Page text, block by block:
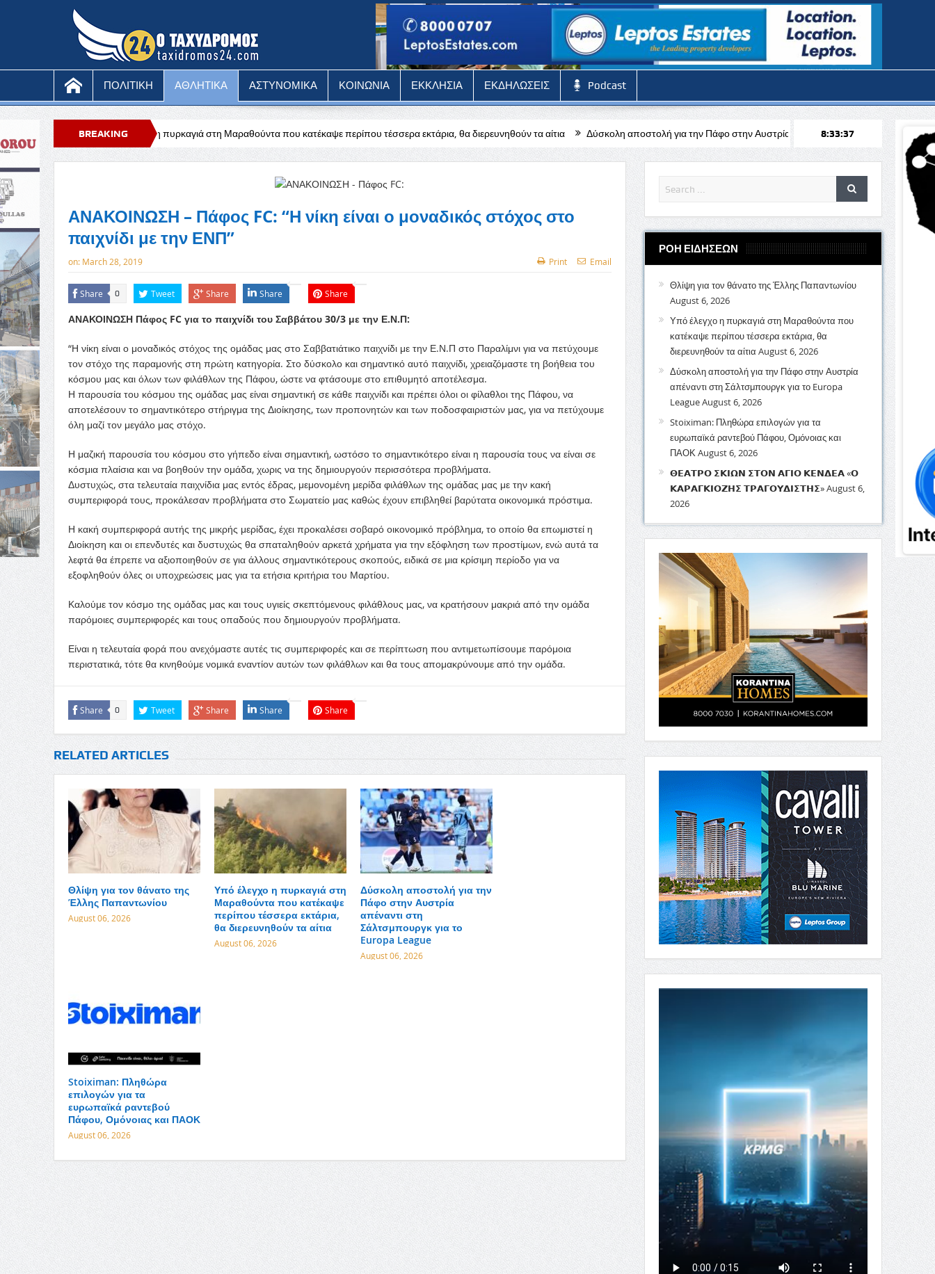
ΠΟΛΙΤΙΚΗ ΑΘΛΗΤΙΚΑ ΑΣΤΥΝΟΜΙΚΑ ΚΟΙΝΩΝΙΑ ΕΚΚΛΗΣΙΑ ΕΚΔΗΛΩΣΕΙΣ Podcast
BREAKING
NEWS
Υπό έλεγχο η πυρκαγιά στη Μαραθούντα που κατέκαψε περίπου τέσσερα εκτάρια, θα διερευνηθούν τα αίτια Δύσκολη αποστολή για την Πάφο στην Αυστρία απέναντι στη Σάλτσμπουργκ για το Europa League
8:33:39
ΑΝΑΚΟΙΝΩΣΗ – Πάφος FC: “Η νίκη είναι ο μοναδικός στόχος στο
παιχνίδι με την ΕΝΠ”
on: March 28, 2019 Print Email
Share 0 Tweet Share Share Share
ΑΝΑΚΟΙΝΩΣΗ Πάφος FC για το παιχνίδι του Σαββάτου 30/3 με την Ε.Ν.Π:
“Η νίκη είναι ο μοναδικός στόχος της ομάδας μας στο Σαββατιάτικο παιχνίδι με την Ε.Ν.Π στο Παραλίμνι για να πετύχουμε
τον στόχο της παραμονής στη πρώτη κατηγορία. Στο δύσκολο και σημαντικό αυτό παιχνίδι, χρειαζόμαστε τη βοήθεια του
κόσμου μας και όλων των φιλάθλων της Πάφου, ώστε να φτάσουμε στο επιθυμητό αποτέλεσμα.
Η παρουσία του κόσμου της ομάδας μας είναι σημαντική σε κάθε παιχνίδι και πρέπει όλοι οι φίλαθλοι της Πάφου, να
αποτελέσουν το σημαντικότερο στήριγμα της Διοίκησης, των προπονητών και των ποδοσφαιριστών μας, για να πετύχουμε
όλη μαζί τον μεγάλο μας στόχο.
Η μαζική παρουσία του κόσμου στο γήπεδο είναι σημαντική, ωστόσο το σημαντικότερο είναι η παρουσία τους να είναι σε
κόσμια πλαίσια και να βοηθούν την ομάδα, χωρις να της δημιουργούν περισσότερα προβλήματα.
Δυστυχώς, στα τελευταία παιχνίδια μας εντός έδρας, μεμονομένη μερίδα φιλάθλων της ομάδας μας με την κακή
συμπεριφορά τους, προκάλεσαν προβλήματα στο Σωματείο μας καθώς έχουν επιβληθεί βαρύτατα οικονομικά πρόστιμα.
Η κακή συμπεριφορά αυτής της μικρής μερίδας, έχει προκαλέσει σοβαρό οικονομικό πρόβλημα, το οποίο θα επωμιστεί η
Διοίκηση και οι επενδυτές και δυστυχώς θα σπαταληθούν αρκετά χρήματα για την εξόφληση των προστίμων, ενώ αυτά τα
λεφτά θα έπρεπε να αξιοποιηθούν σε για άλλους σημαντικότερους σκοπούς, ειδικά σε μια κρίσιμη περίοδο για να
εξοφληθούν όλες οι υποχρεώσεις μας για τα ετήσια κριτήρια του Μαρτίου.
Καλούμε τον κόσμο της ομάδας μας και τους υγιείς σκεπτόμενους φιλάθλους μας, να κρατήσουν μακριά από την ομάδα
παρόμοιες συμπεριφορές και τους οπαδούς που δημιουργούν προβλήματα.
Είναι η τελευταία φορά που ανεχόμαστε αυτές τις συμπεριφορές και σε περίπτωση που αντιμετωπίσουμε παρόμοια
περιστατικά, τότε θα κινηθούμε νομικά εναντίον αυτών των φιλάθλων και θα τους απομακρύνουμε από την ομάδα.
Share 0 Tweet Share Share Share
RELATED ARTICLES
Θλίψη για τον θάνατο της
Έλλης Παπαντωνίου
August 06, 2026
Υπό έλεγχο η πυρκαγιά στη
Μαραθούντα που κατέκαψε
περίπου τέσσερα εκτάρια,
θα διερευνηθούν τα αίτια
August 06, 2026
Δύσκολη αποστολή για την
Πάφο στην Αυστρία
απέναντι στη
Σάλτσμπουργκ για το
Europa League
August 06, 2026
Stoiximan: Πληθώρα
επιλογών για τα
ευρωπαϊκά ραντεβού
Πάφου, Ομόνοιας και ΠΑΟΚ
August 06, 2026
ΡΟΗ ΕΙΔΗΣΕΩΝ
Θλίψη για τον θάνατο της Έλλης Παπαντωνίου
August 6, 2026
Υπό έλεγχο η πυρκαγιά στη Μαραθούντα που
κατέκαψε περίπου τέσσερα εκτάρια, θα
διερευνηθούν τα αίτια August 6, 2026
Δύσκολη αποστολή για την Πάφο στην Αυστρία
απέναντι στη Σάλτσμπουργκ για το Europa
LeagueAugust 6, 2026
Stoiximan: Πληθώρα επιλογών για τα
ευρωπαϊκά ραντεβού Πάφου, Ομόνοιας και
ΠΑΟΚAugust 6, 2026
𝝝𝝚𝝖𝝩𝝦𝝤 𝝨𝝟𝝞𝝮𝝢 𝝨𝝩𝝤𝝢 𝝖𝝘𝝞𝝤 𝝟𝝚𝝢𝝙𝝚𝝖 «𝝤
𝝟𝝖𝝦𝝖𝝘𝝟𝝞𝝤𝝛𝝜𝝨 𝝩𝝦𝝖𝝘𝝤𝝪𝝙𝝞𝝨𝝩𝝜𝝨»August 6,
2026